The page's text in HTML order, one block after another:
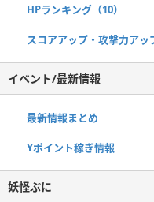
HPランキング（10）
スコアアップ・攻撃力アッ
イベント/最新情報
最新情報まとめ
Yポイント稼ぎ情報
妖怪ぷに